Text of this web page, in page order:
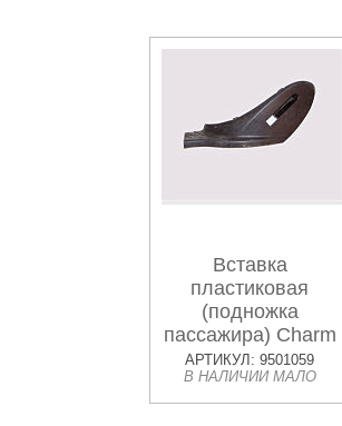
Вставка
пластиковая
(подножка
пассажира) Charm
левая
АРТИКУЛ: 9501059
В НАЛИЧИИ МАЛО